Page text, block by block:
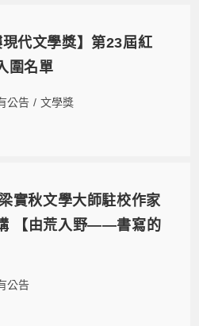
代文學獎】第23屆紅
圍名單
公告 / 文學獎
實秋文學大師駐校作家
【由荒入野——書寫的
公告